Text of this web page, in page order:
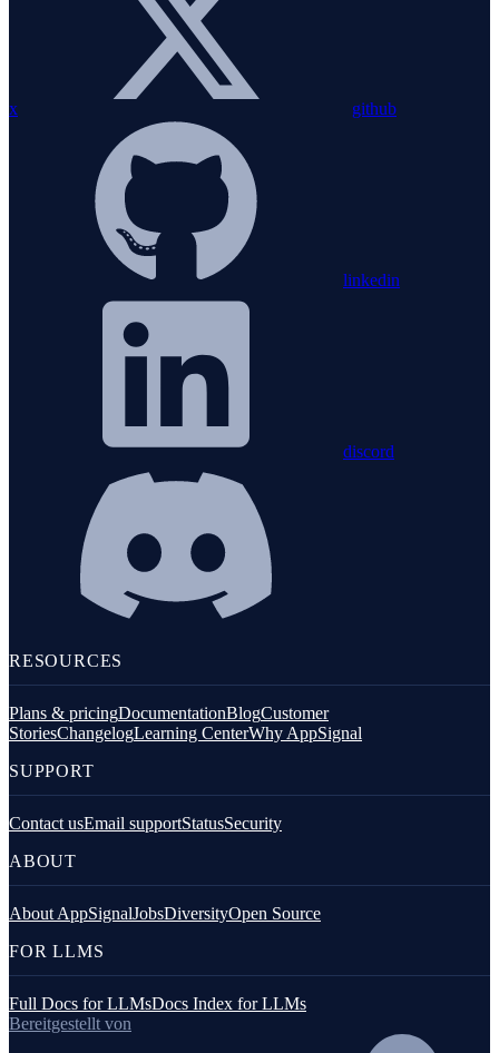
x github
linkedin
discord
RESOURCES
Plans & pricingDocumentationBlogCustomer
StoriesChangelogLearning CenterWhy AppSignal
SUPPORT
Contact usEmail supportStatusSecurity
ABOUT
About AppSignalJobsDiversityOpen Source
FOR LLMS
Full Docs for LLMsDocs Index for LLMs
Bereitgestellt von